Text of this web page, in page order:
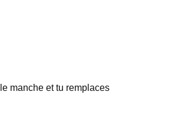
manche et tu remplaces